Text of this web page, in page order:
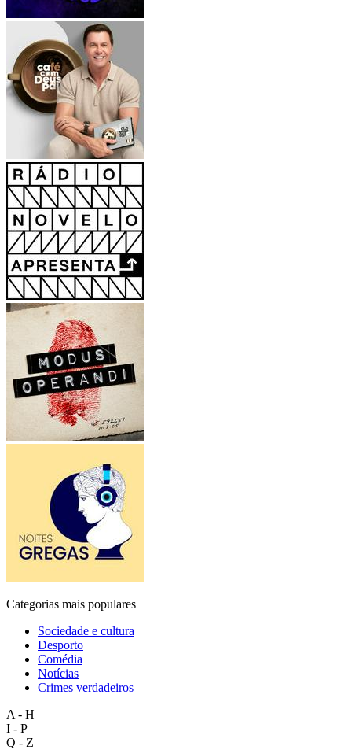
Categorias mais populares
Sociedade e cultura
Desporto
Comédia
Notícias
Crimes verdadeiros
A - H
I - P
Q - Z